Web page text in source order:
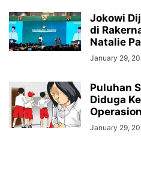
Jokowi
di
Natalie
January 29,
Puluhan
Diduga
January 29,